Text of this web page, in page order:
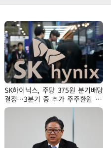
SK하이닉스, 주당 375원 분기배당
결정…3분기 중 추가 주주환원 발
표